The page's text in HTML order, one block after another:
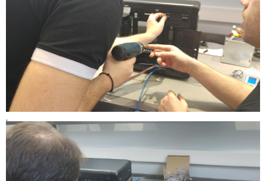
Ανακοινώσεις
Χρήσιμα Έντυπα